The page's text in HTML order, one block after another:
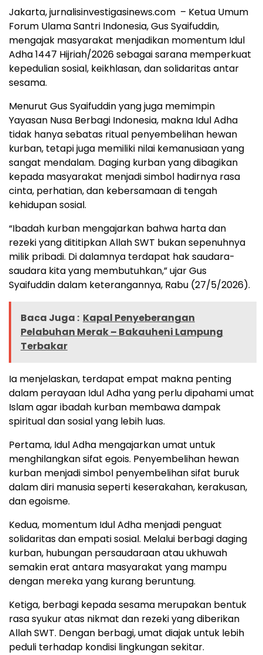
Jakarta, jurnalisinvestigasinews.com – Ketua Umum
Forum Ulama Santri Indonesia, Gus Syaifuddin,
mengajak masyarakat menjadikan momentum Idul
Adha 1447 Hijriah/2026 sebagai sarana memperkuat
kepedulian sosial, keikhlasan, dan solidaritas antar
sesama.
Menurut Gus Syaifuddin yang juga memimpin
Yayasan Nusa Berbagi Indonesia, makna Idul Adha
tidak hanya sebatas ritual penyembelihan hewan
kurban, tetapi juga memiliki nilai kemanusiaan yang
sangat mendalam. Daging kurban yang dibagikan
kepada masyarakat menjadi simbol hadirnya rasa
cinta, perhatian, dan kebersamaan di tengah
kehidupan sosial.
“Ibadah kurban mengajarkan bahwa harta dan
rezeki yang dititipkan Allah SWT bukan sepenuhnya
milik pribadi. Di dalamnya terdapat hak saudara-
saudara kita yang membutuhkan,” ujar Gus
Syaifuddin dalam keterangannya, Rabu (27/5/2026).
Baca Juga : Kapal Penyeberangan
Pelabuhan Merak – Bakauheni Lampung
Terbakar
Ia menjelaskan, terdapat empat makna penting
dalam perayaan Idul Adha yang perlu dipahami umat
Islam agar ibadah kurban membawa dampak
spiritual dan sosial yang lebih luas.
Pertama, Idul Adha mengajarkan umat untuk
menghilangkan sifat egois. Penyembelihan hewan
kurban menjadi simbol penyembelihan sifat buruk
dalam diri manusia seperti keserakahan, kerakusan,
dan egoisme.
Kedua, momentum Idul Adha menjadi penguat
solidaritas dan empati sosial. Melalui berbagi daging
kurban, hubungan persaudaraan atau ukhuwah
semakin erat antara masyarakat yang mampu
dengan mereka yang kurang beruntung.
Ketiga, berbagi kepada sesama merupakan bentuk
rasa syukur atas nikmat dan rezeki yang diberikan
Allah SWT. Dengan berbagi, umat diajak untuk lebih
peduli terhadap kondisi lingkungan sekitar.